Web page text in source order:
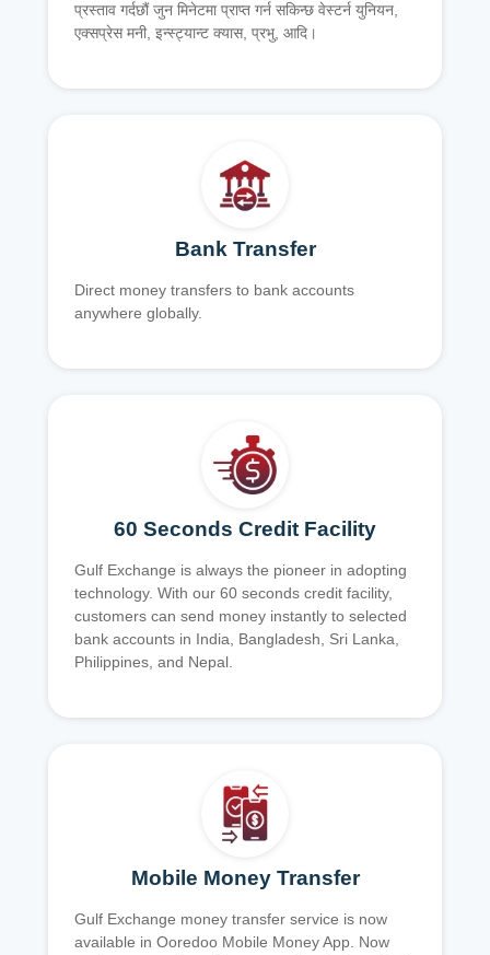
प्रस्ताव गर्दछौं जुन मिनेटमा प्राप्त गर्न सकिन्छ वेस्टर्न युनियन,
एक्सप्रेस मनी, इन्स्ट्यान्ट क्यास, प्रभु, आदि।
Bank Transfer
Direct money transfers to bank accounts
anywhere globally.
60 Seconds Credit Facility
Gulf Exchange is always the pioneer in adopting
technology. With our 60 seconds credit facility,
customers can send money instantly to selected
bank accounts in India, Bangladesh, Sri Lanka,
Philippines, and Nepal.
Mobile Money Transfer
Gulf Exchange money transfer service is now
available in Ooredoo Mobile Money App. Now